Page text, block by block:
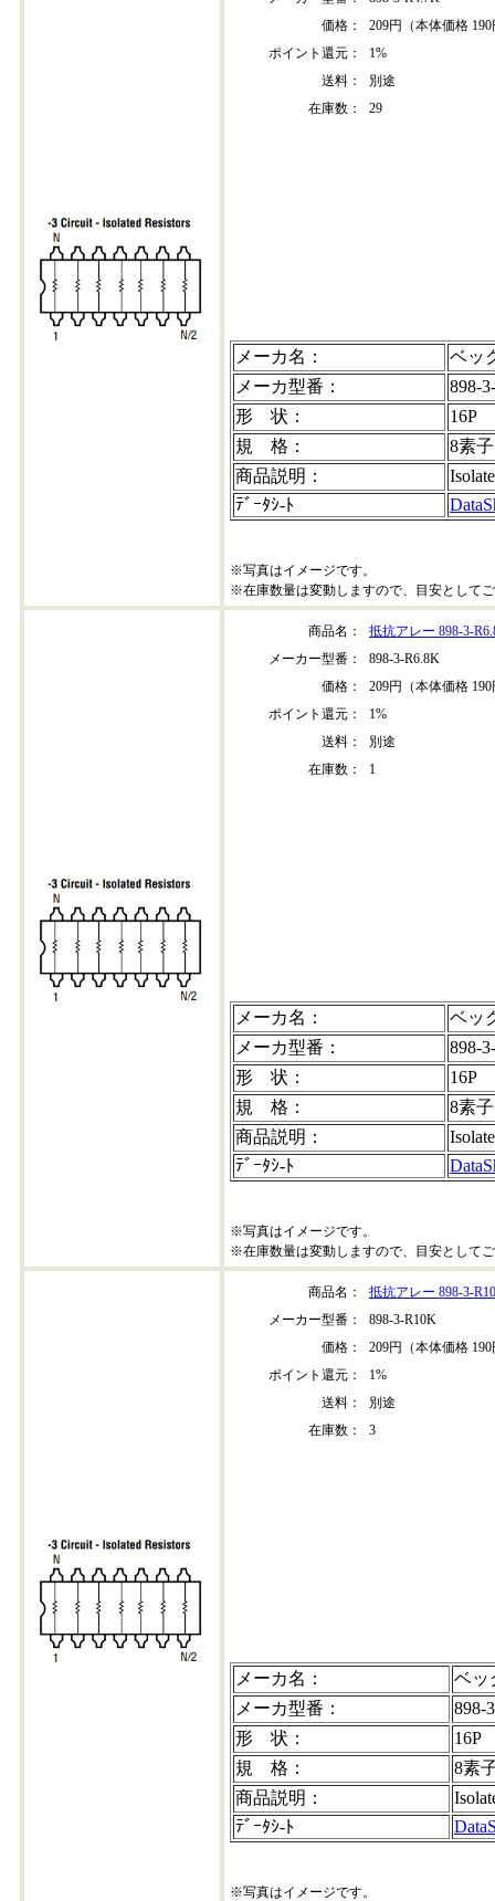
価格：
209円（本体価格
ポイント還元：
1%
送料：
別途
在庫数：
29
メーカ名：
ベッ
メーカ型番：
898-
形 状：
16P
規 格：
8素
商品説明：
ﾃﾞｰﾀｼ-ﾄ
※写真はイメージです。
※在庫数量は変動しますので、目安として
商品名：
抵抗アレー 898-3-
メーカー型番：
898-3-R6.8K
価格：
209円（本体価格
ポイント還元：
1%
送料：
別途
在庫数：
1
メーカ名：
ベッ
メーカ型番：
898-
形 状：
16P
規 格：
8素
商品説明：
ﾃﾞｰﾀｼ-ﾄ
※写真はイメージです。
※在庫数量は変動しますので、目安として
商品名：
抵抗アレー 898-3-
メーカー型番：
898-3-R10K
価格：
209円（本体価格
ポイント還元：
1%
送料：
別途
在庫数：
3
メーカ名：
ベッ
メーカ型番：
898-
形 状：
16P
規 格：
8素
商品説明：
ﾃﾞｰﾀｼ-ﾄ
※写真はイメージです。